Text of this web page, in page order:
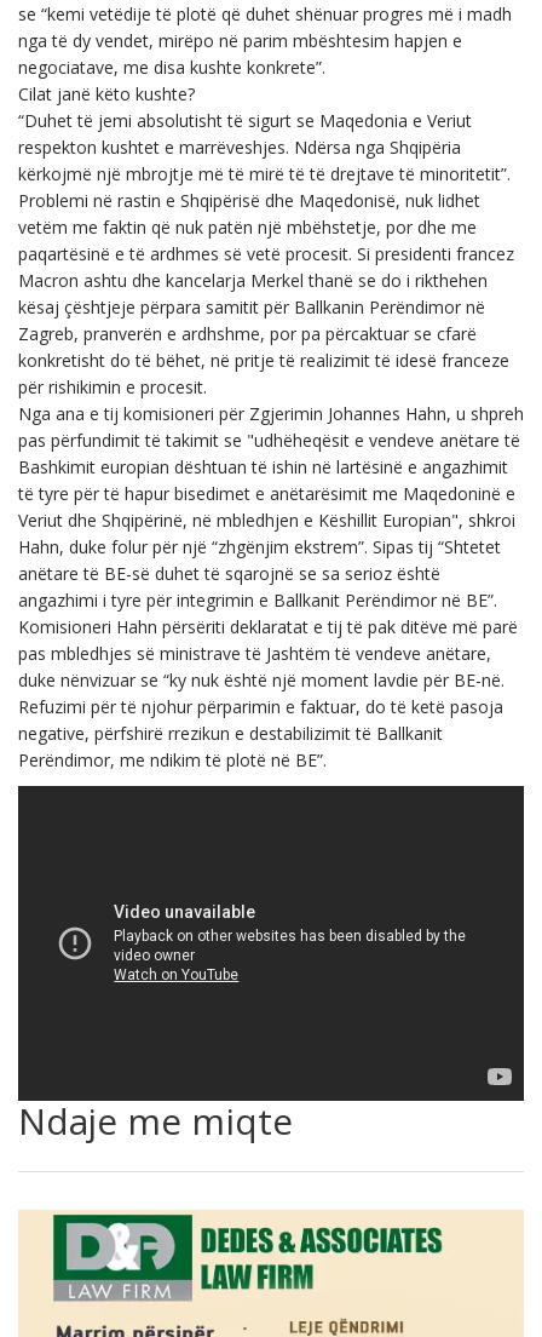
se “kemi vetëdije të plotë që duhet shënuar progres më i madh
nga të dy vendet, mirëpo në parim mbështesim hapjen e
negociatave, me disa kushte konkrete”.
Cilat janë këto kushte?
“Duhet të jemi absolutisht të sigurt se Maqedonia e Veriut
respekton kushtet e marrëveshjes. Ndërsa nga Shqipëria
kërkojmë një mbrojtje më të mirë të të drejtave të minoritetit”.
Problemi në rastin e Shqipërisë dhe Maqedonisë, nuk lidhet
vetëm me faktin që nuk patën një mbëhstetje, por dhe me
paqartësinë e të ardhmes së vetë procesit. Si presidenti francez
Macron ashtu dhe kancelarja Merkel thanë se do i rikthehen
kësaj çështjeje përpara samitit për Ballkanin Perëndimor në
Zagreb, pranverën e ardhshme, por pa përcaktuar se cfarë
konkretisht do të bëhet, në pritje të realizimit të idesë franceze
për rishikimin e procesit.
Nga ana e tij komisioneri për Zgjerimin Johannes Hahn, u shpreh
pas përfundimit të takimit se "udhëheqësit e vendeve anëtare të
Bashkimit europian dështuan të ishin në lartësinë e angazhimit
të tyre për të hapur bisedimet e anëtarësimit me Maqedoninë e
Veriut dhe Shqipërinë, në mbledhjen e Këshillit Europian", shkroi
Hahn, duke folur për një “zhgënjim ekstrem”. Sipas tij “Shtetet
anëtare të BE-së duhet të sqarojnë se sa serioz është
angazhimi i tyre për integrimin e Ballkanit Perëndimor në BE”.
Komisioneri Hahn përsëriti deklaratat e tij të pak ditëve më parë
pas mbledhjes së ministrave të Jashtëm të vendeve anëtare,
duke nënvizuar se “ky nuk është një moment lavdie për BE-në.
Refuzimi për të njohur përparimin e faktuar, do të ketë pasoja
negative, përfshirë rrezikun e destabilizimit të Ballkanit
Perëndimor, me ndikim të plotë në BE”.
Ndaje me miqte